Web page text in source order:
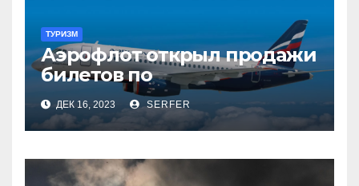
ТУРИЗМ
Аэрофлот открыл продажи
билетов по
субсидированным
тарифам
ДЕК 16, 2023 SERFER